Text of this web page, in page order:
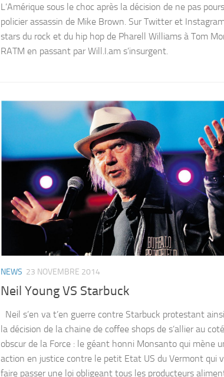
L’Amérique sous le choc après la décision de ne pas
policier assassin de Mike Brown. Sur Twitter et
stars du rock et du hip hop de Pharell Williams à Tom
RATM en passant par Will.I.am s’insurgent.
NEWS 23 NOVEMBRE 2014
Neil Young VS Starbuck
Neil s’en va t’en guerre contre Starbuck protestant
la décision de la chaine de coffee shops de s’allier au
obscur de la Force : le géant honni Monsanto qui mène
action en justice contre le petit Etat US du Vermont qui
faire passer une loi obligeant tous les producteurs